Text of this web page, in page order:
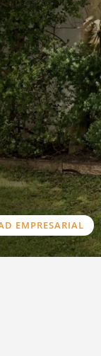
EMPRESARIAL